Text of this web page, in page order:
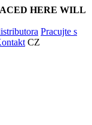
HERE WILL
Pracujte s
CZ